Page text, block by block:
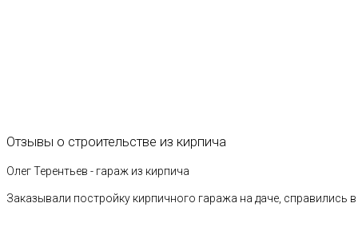
Отзывы о строительстве из кирпича
Олег Терентьев - гараж из кирпича
Заказывали постройку кирпичного гаража на даче, справились